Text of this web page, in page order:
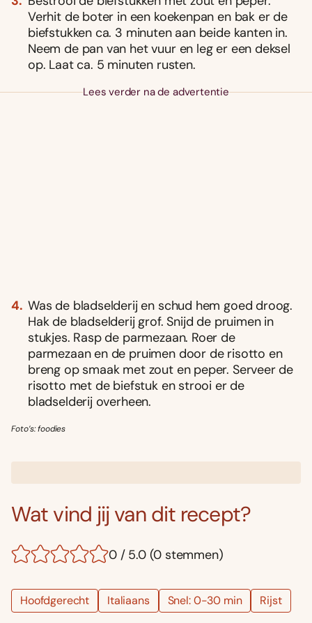
Verhit de boter in een koekenpan en bak er de
biefstukken ca. 3 minuten aan beide kanten in.
Neem de pan van het vuur en leg er een deksel
op. Laat ca. 5 minuten rusten.
Lees verder na de advertentie
Was de bladselderij en schud hem goed droog.
Hak de bladselderij grof. Snijd de pruimen in
stukjes. Rasp de parmezaan. Roer de
parmezaan en de pruimen door de risotto en
breng op smaak met zout en peper. Serveer de
risotto met de biefstuk en strooi er de
bladselderij overheen.
Foto’s: foodies
Wat vind jij van dit recept?
0 / 5.0 (0 stemmen)
Hoofdgerecht Italiaans Snel: 0-30 min Rijst